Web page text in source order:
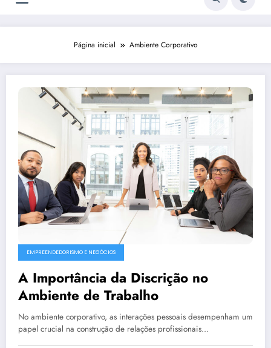
Página inicial Ambiente Corporativo
EMPREENDEDORISMO E NEGÓCIOS
A Importância da Discrição no
Ambiente de Trabalho
No ambiente corporativo, as interações pessoais desempenham um
papel crucial na construção de relações profissionais…